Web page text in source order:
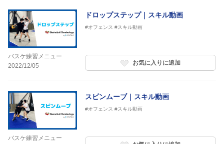
バスケ練習メニュー
2022/12/05
ドロップステップ｜スキル動画
#オフェンス #スキル動画
お気に入りに追加
バスケ練習メニュー
スピンムーブ｜スキル動画
#オフェンス #スキル動画